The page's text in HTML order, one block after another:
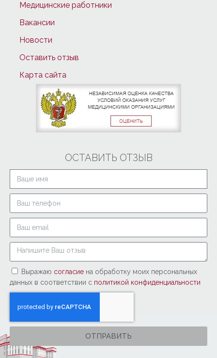
Медицинские работники
Вакансии
Новости
Оставить отзыв
Карта сайта
ОСТАВИТЬ ОТЗЫВ
Выражаю согласие на обработку моих персональных
данных в соответствии с политикой конфиденциальности
ОТПРАВИТЬ